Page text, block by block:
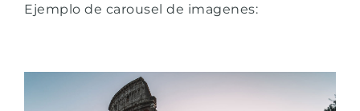
Ejemplo de carousel de imagenes: